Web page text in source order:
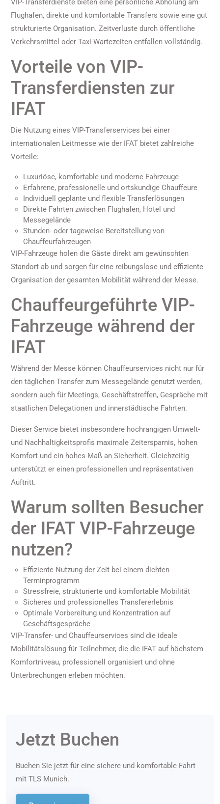
VIP-Transferdienste bieten eine persönliche Abholung am
Flughafen, direkte und komfortable Transfers sowie eine gut
strukturierte Organisation. Zeitverluste durch öffentliche
Verkehrsmittel oder Taxi-Wartezeiten entfallen vollständig.
Vorteile von VIP-
Transferdiensten zur
IFAT
Die Nutzung eines VIP-Transferservices bei einer
internationalen Leitmesse wie der IFAT bietet zahlreiche
Vorteile:
Luxuriöse, komfortable und moderne Fahrzeuge
Erfahrene, professionelle und ortskundige Chauffeure
Individuell geplante und flexible Transferlösungen
Direkte Fahrten zwischen Flughafen, Hotel und
Messegelände
Stunden- oder tageweise Bereitstellung von
Chauffeurfahrzeugen
VIP-Fahrzeuge holen die Gäste direkt am gewünschten
Standort ab und sorgen für eine reibungslose und effiziente
Organisation der gesamten Mobilität während der Messe.
Chauffeurgeführte VIP-
Fahrzeuge während der
IFAT
Während der Messe können Chauffeurservices nicht nur für
den täglichen Transfer zum Messegelände genutzt werden,
sondern auch für Meetings, Geschäftstreffen, Gespräche mit
staatlichen Delegationen und innerstädtische Fahrten.
Dieser Service bietet insbesondere hochrangigen Umwelt-
und Nachhaltigkeitsprofis maximale Zeitersparnis, hohen
Komfort und ein hohes Maß an Sicherheit. Gleichzeitig
unterstützt er einen professionellen und repräsentativen
Auftritt.
Warum sollten Besucher
der IFAT VIP-Fahrzeuge
nutzen?
Effiziente Nutzung der Zeit bei einem dichten
Terminprogramm
Stressfreie, strukturierte und komfortable Mobilität
Sicheres und professionelles Transfererlebnis
Optimale Vorbereitung und Konzentration auf
Geschäftsgespräche
VIP-Transfer- und Chauffeurservices sind die ideale
Mobilitätslösung für Teilnehmer, die die IFAT auf höchstem
Komfortniveau, professionell organisiert und ohne
Unterbrechungen erleben möchten.
Jetzt Buchen
Buchen Sie jetzt für eine sichere und komfortable Fahrt
mit TLS Munich.